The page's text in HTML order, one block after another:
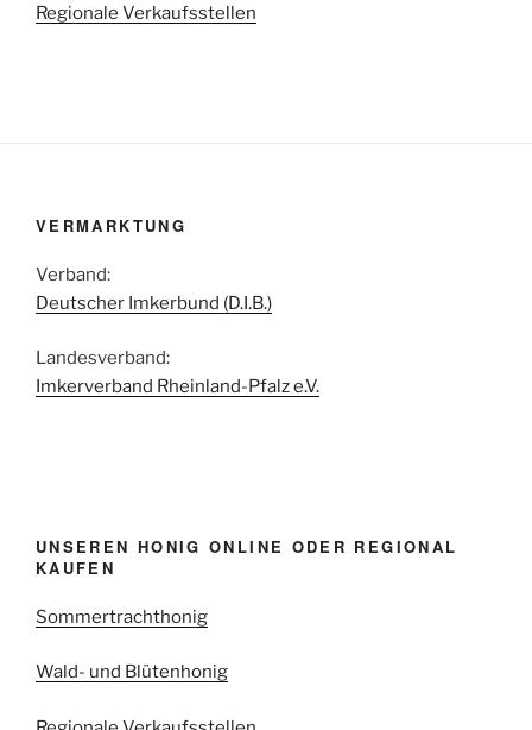
Regionale Verkaufsstellen
VERMARKTUNG
Verband:
Deutscher Imkerbund (D.I.B.)
Landesverband:
Imkerverband Rheinland-Pfalz e.V.
UNSEREN HONIG ONLINE ODER REGIONAL
KAUFEN
Sommertrachthonig
Wald- und Blütenhonig